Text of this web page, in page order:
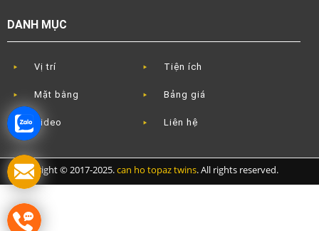
DANH MỤC
Vị trí Tiện ích
Mặt bằng Bảng giá
Video Liên hệ
Copyright © 2017-2025.can ho topaz twins. All rights reserved.